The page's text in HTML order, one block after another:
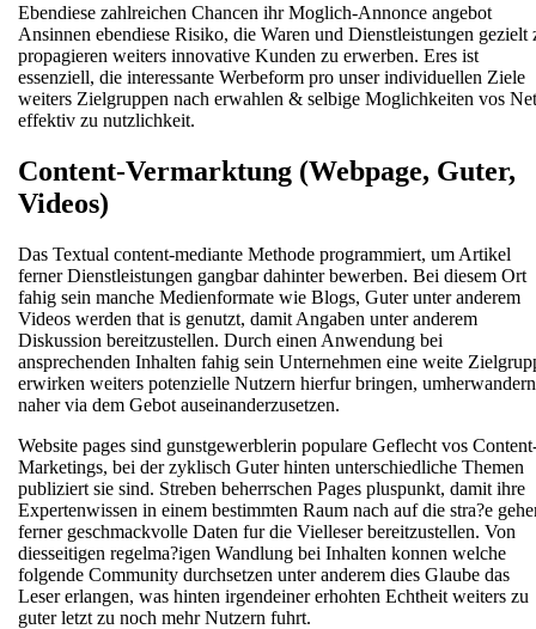
Ebendiese zahlreichen Chancen ihr Moglich-Annonce angebot
Ansinnen ebendiese Risiko, die Waren und Dienstleistungen gezielt
propagieren weiters innovative Kunden zu erwerben. Eres ist
essenziell, die interessante Werbeform pro unser individuellen Ziele
weiters Zielgruppen nach erwahlen & selbige Moglichkeiten vos
effektiv zu nutzlichkeit.
Content-Vermarktung (Webpage, Guter,
Videos)
Das Textual content-mediante Methode programmiert, um Artikel
ferner Dienstleistungen gangbar dahinter bewerben. Bei diesem Ort
fahig sein manche Medienformate wie Blogs, Guter unter anderem
Videos werden that is genutzt, damit Angaben unter anderem
Diskussion bereitzustellen. Durch einen Anwendung bei
ansprechenden Inhalten fahig sein Unternehmen eine weite
erwirken weiters potenzielle Nutzern hierfur bringen, umherwandern
naher via dem Gebot auseinanderzusetzen.
Website pages sind gunstgewerblerin populare Geflecht vos
Marketings, bei der zyklisch Guter hinten unterschiedliche Themen
publiziert sie sind. Streben beherrschen Pages pluspunkt, damit ihre
Expertenwissen in einem bestimmten Raum nach auf die stra?e
ferner geschmackvolle Daten fur die Vielleser bereitzustellen. Von
diesseitigen regelma?igen Wandlung bei Inhalten konnen welche
folgende Community durchsetzen unter anderem dies Glaube das
Leser erlangen, was hinten irgendeiner erhohten Echtheit weiters zu
guter letzt zu noch mehr Nutzern fuhrt.